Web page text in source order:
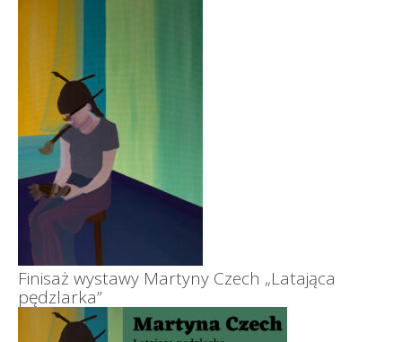
Finisaż wystawy Martyny Czech „Latająca
pędzlarka”